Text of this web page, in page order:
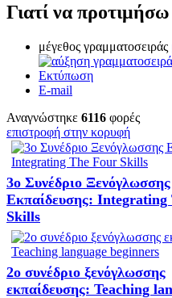
Γιατί να
μέγεθος γραμματοσειράς
Εκτύπωση
E-mail
Αναγνώστηκε 6116 φορές
επιστροφή στην κορυφή
3ο Συνέδριο Ξενόγλωσσης
Εκπαίδευσης:
Skills
2o συνέδριο ξενόγλωσσης
εκπαίδευσης: Teaching